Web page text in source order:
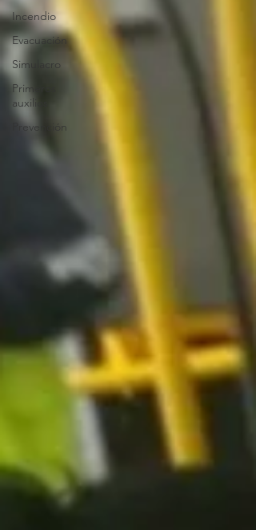
Incendio
Evacuación
Simulacro
Primeros
auxilios
Prevención